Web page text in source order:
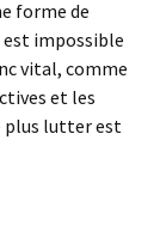
forme de
est impossible
vital, comme
et les
plus lutter est